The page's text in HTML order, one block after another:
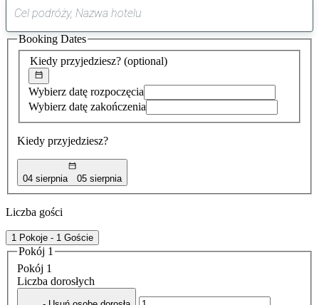
sugestia
została
znaleziona
Kiedy przyjedziesz? (optional)
Wybierz datę rozpoczęcia
Wybierz datę zakończenia
Kiedy przyjedziesz?
04 sierpnia 05 sierpnia
Booking Dates
Liczba gości
1 Pokoje - 1 Goście
Pokój 1
Pokój 1
Liczba dorosłych